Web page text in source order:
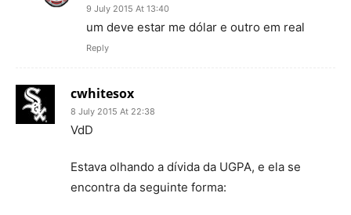
9 July 2015 At 13:40
um deve estar me dólar e outro em real
Reply
cwhitesox
8 July 2015 At 22:38
VdD
Estava olhando a dívida da UGPA, e ela se
encontra da seguinte forma: